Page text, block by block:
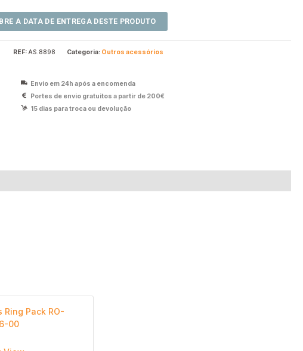
REF: AS.8898 Categoria: Outros acessórios
Envio em 24h após a encomenda
Portes de envio gratuitos a partir de 200€
15 dias para troca ou devolução